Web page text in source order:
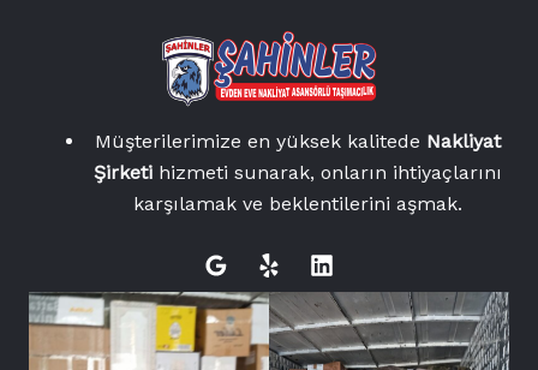
Müşterilerimize en yüksek kalitede Nakliyat
Şirketi hizmeti sunarak, onların ihtiyaçlarını
karşılamak ve beklentilerini aşmak.